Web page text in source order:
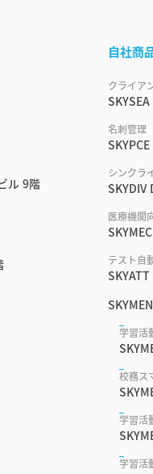
ル 9階
自社商
クライア
名刺管理
SKYPCE
シンクラ
医療機関
テスト自
SKYATT
学習活
校務ス
学習活
学習活